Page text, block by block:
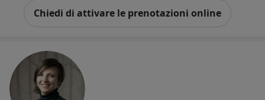
Chiedi di attivare le prenotazioni online